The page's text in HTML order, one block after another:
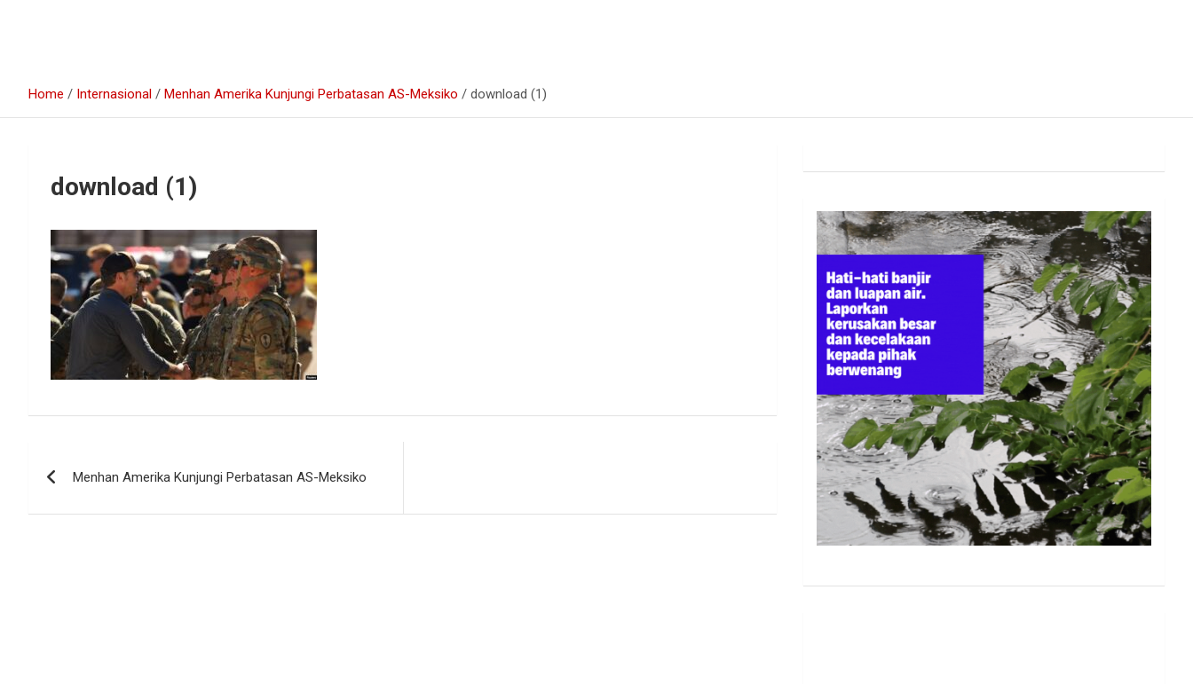
Home Internasional Menhan Amerika Kunjungi Perbatasan AS-Meksiko download (1)
download (1)
Menhan Amerika Kunjungi Perbatasan AS-Meksiko